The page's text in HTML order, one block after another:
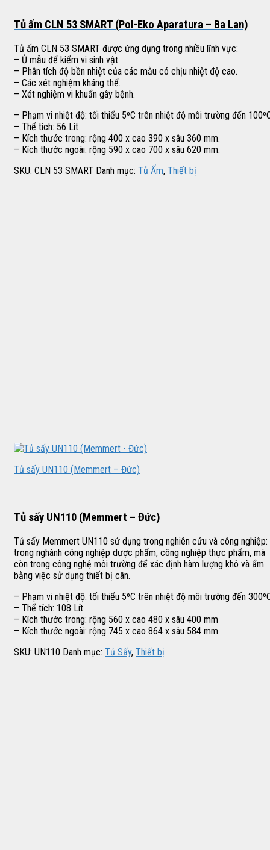
Tủ ấm CLN 53 SMART (Pol-Eko Aparatura – Ba Lan)
Tủ ấm CLN 53 SMART được ứng dụng trong nhiều lĩnh vực:
– Ủ mẫu để kiểm vi sinh vật.
– Phân tích độ bền nhiệt của các mẫu có chịu nhiệt độ cao.
– Các xét nghiệm kháng thể.
– Xét nghiệm vi khuẩn gây bệnh.
– Phạm vi nhiệt độ: tối thiểu 5ºC trên nhiệt độ môi trường đến
– Thể tích: 56 Lít
– Kích thước trong: rộng 400 x cao 390 x sâu 360 mm.
– Kích thước ngoài: rộng 590 x cao 700 x sâu 620 mm.
SKU: CLN 53 SMART Danh mục: Tủ Ấm, Thiết bị
Tủ sấy UN110 (Memmert – Đức)
Tủ sấy UN110 (Memmert – Đức)
Tủ sấy Memmert UN110 sử dụng trong nghiên cứu và công nghiệp:
trong nghành công nghiệp dược phẩm, công nghiệp thực phẩm, mà
còn trong công nghệ môi trường để xác định hàm lượng khô và ẩm
bằng việc sử dụng thiết bị cân.
– Phạm vi nhiệt độ: tối thiểu 5ºC trên nhiệt độ môi trường đến
– Thể tích: 108 Lít
– Kích thước trong: rộng 560 x cao 480 x sâu 400 mm
– Kích thước ngoài: rộng 745 x cao 864 x sâu 584 mm
SKU: UN110 Danh mục: Tủ Sấy, Thiết bị